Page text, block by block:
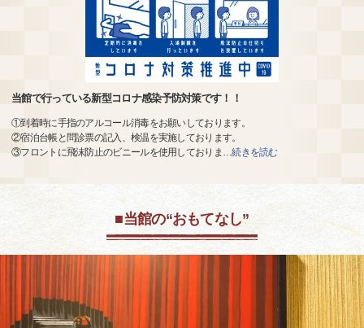
当館で行っている新型コロナ感染予防対策です！！
①到着時に手指のアルコール消毒をお願いしております。
②宿泊台帳と問診票の記入、検温を実施しております。
③フロントに飛沫防止のビニールを使用しておりま …続きを読む
■当館の“おもてなし”